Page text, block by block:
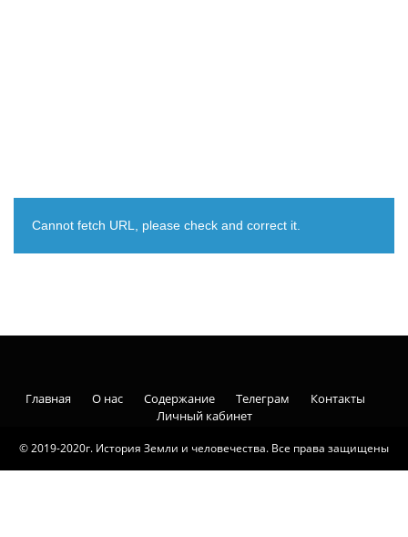
Cannot fetch URL, please check and correct it.
© 2019-2020г. История Земли и человечества. Все права защищены
Главная О нас Содержание Телеграм
Контакты
Личный кабинет